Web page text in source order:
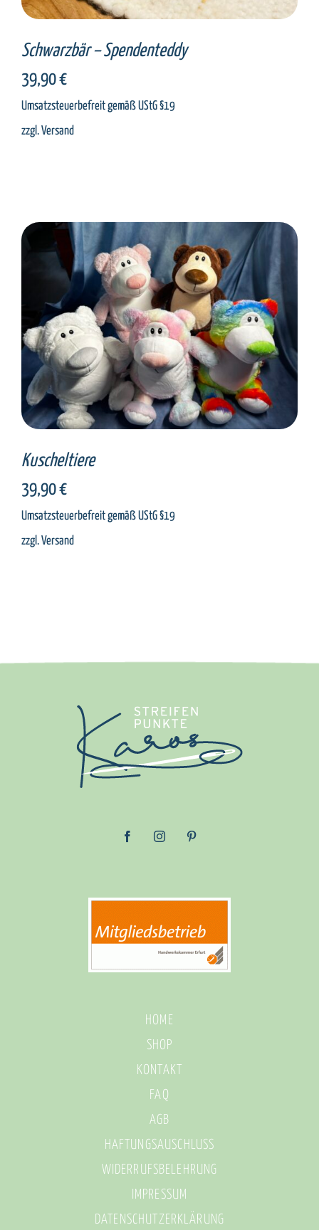
Schwarzbär – Spendenteddy
39,90€
Umsatzsteuerbefreit gemäß UStG §19
zzgl.Versand
SELECT OPTIONS / DETAILS
Kuscheltiere
39,90€
Umsatzsteuerbefreit gemäß UStG §19
zzgl.Versand
HOME
SHOP
KONTAKT
FAQ
AGB
HAFTUNGSAUSCHLUSS
WIDERRUFSBELEHRUNG
IMPRESSUM
DATENSCHUTZERKLÄRUNG